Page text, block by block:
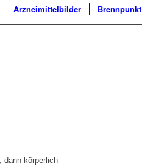
Arzneimittelbilder Brennpunkt
dann körperlich